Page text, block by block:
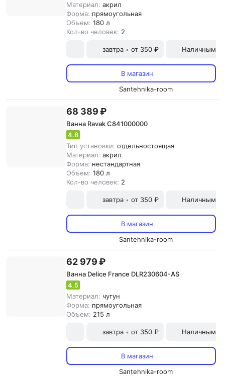
Материал: акрил
Форма: прямоугольная
Объем: 180 л
Кол-во человек: 2
завтра • от 350 ₽ Наличными
В магазин
Santehnika-room
68 389 ₽
Ванна Ravak C841000000
4.8
Тип установки: отдельностоящая
Материал: акрил
Форма: нестандартная
Объем: 180 л
Кол-во человек: 2
завтра • от 350 ₽ Наличными
В магазин
Santehnika-room
62 979 ₽
Ванна Delice France DLR230604-AS
4.5
Материал: чугун
Форма: прямоугольная
Объем: 215 л
завтра • от 350 ₽ Наличными
В магазин
Santehnika-room